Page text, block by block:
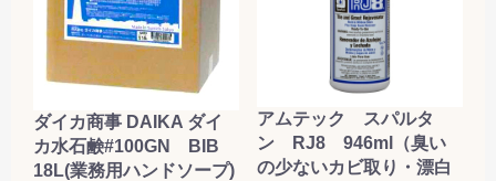
ダイカ商事 DAIKA ダイ
カ水石鹸#100GN BIB
18L(業務用ハンドソープ)
アムテック スパルタ
ン RJ8 946ml（臭い
の少ないカビ取り・漂白